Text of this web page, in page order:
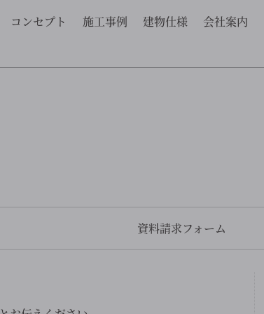
コンセプト 施工事例 建物仕様 会社案内
資料請求フォーム